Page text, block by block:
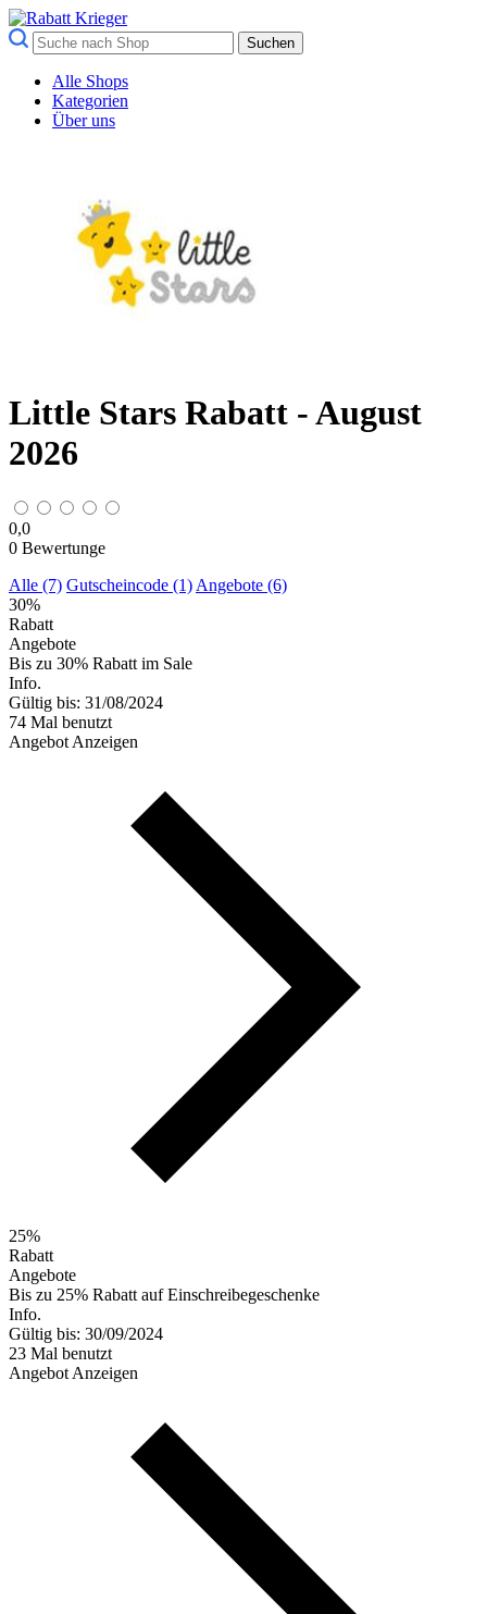
Suchen
Alle Shops
Kategorien
Über uns
Little Stars Rabatt - August
2026
0,0
0 Bewertunge
Alle (7) Gutscheincode (1) Angebote (6)
30%
Rabatt
Angebote
Bis zu 30% Rabatt im Sale
Info.
Gültig bis: 31/08/2024
74 Mal benutzt
Angebot Anzeigen
25%
Rabatt
Angebote
Bis zu 25% Rabatt auf Einschreibegeschenke
Info.
Gültig bis: 30/09/2024
23 Mal benutzt
Angebot Anzeigen